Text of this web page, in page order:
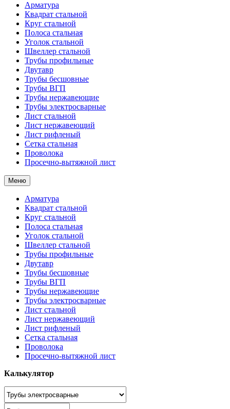
Арматура
Квадрат стальной
Круг стальной
Полоса стальная
Уголок стальной
Швеллер стальной
Трубы профильные
Двутавр
Трубы бесшовные
Трубы ВГП
Трубы нержавеющие
Трубы электросварные
Лист стальной
Лист нержавеющий
Лист рифленый
Сетка стальная
Проволока
Просечно-вытяжной лист
Меню
Арматура
Квадрат стальной
Круг стальной
Полоса стальная
Уголок стальной
Швеллер стальной
Трубы профильные
Двутавр
Трубы бесшовные
Трубы ВГП
Трубы нержавеющие
Трубы электросварные
Лист стальной
Лист нержавеющий
Лист рифленый
Сетка стальная
Проволока
Просечно-вытяжной лист
Калькулятор